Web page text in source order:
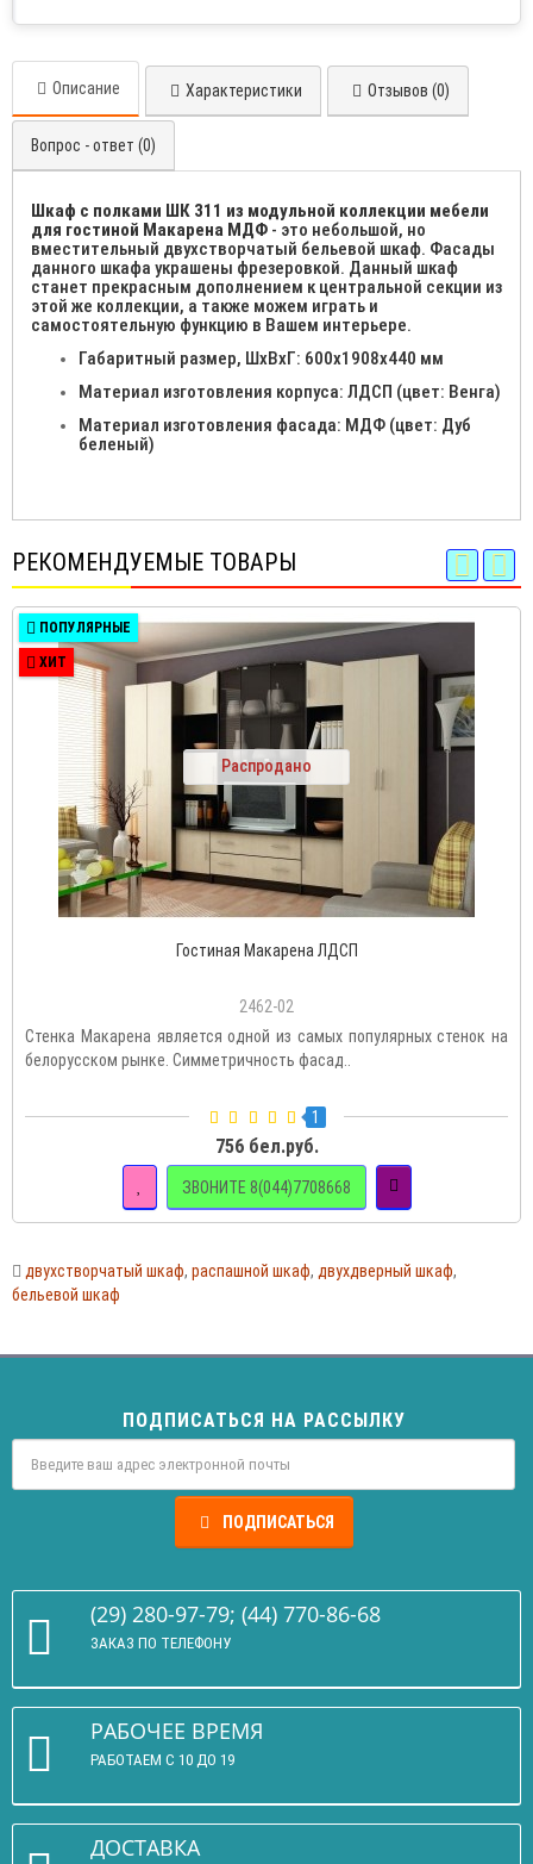
Описание Характеристики Отзывов (0)
Вопрос - ответ (0)
Шкаф с полками ШК 311 из модульной коллекции мебели
для гостиной Макарена МДФ - это небольшой, но
вместительный двухстворчатый бельевой шкаф. Фасады
данного шкафа украшены фрезеровкой. Данный шкаф
станет прекрасным дополнением к центральной секции из
этой же коллекции, а также можем играть и
самостоятельную функцию в Вашем интерьере.
Габаритный размер, ШхВхГ: 600х1908х440 мм
Материал изготовления корпуса: ЛДСП (цвет: Венга)
Материал изготовления фасада: МДФ (цвет: Дуб
беленый)
РЕКОМЕНДУЕМЫЕ ТОВАРЫ
ПОПУЛЯРНЫЕ
ХИТ
Распродано
Гостиная Макарена ЛДСП
2462-02
Стенка Макарена является одной из самых популярных стенок на
белорусском рынке. Симметричность фасад..
1
756 бел.руб.
ЗВОНИТЕ 8(044)7708668
двухстворчатый шкаф, распашной шкаф, двухдверный шкаф,
бельевой шкаф
ПОДПИСАТЬСЯ НА РАССЫЛКУ
ПОДПИСАТЬСЯ
(29) 280-97-79; (44) 770-86-68
ЗАКАЗ ПО ТЕЛЕФОНУ
РАБОЧЕЕ ВРЕМЯ
РАБОТАЕМ С 10 ДО 19
ДОСТАВКА